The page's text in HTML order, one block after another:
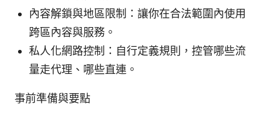
內容解鎖與地區限制：讓你在合法範圍內使用
跨區內容與服務。
私人化網路控制：自行定義規則，控管哪些流
量走代理、哪些直連。
事前準備與要點